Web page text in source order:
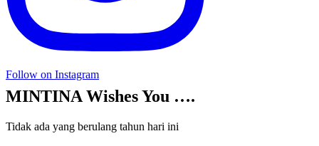
Follow on Instagram
MINTINA Wishes You ….
Tidak ada yang berulang tahun hari ini